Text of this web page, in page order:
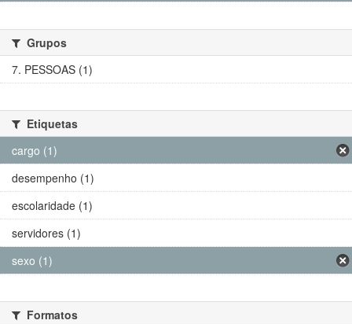
Grupos
7. PESSOAS (1)
Etiquetas
cargo (1)
desempenho (1)
escolaridade (1)
servidores (1)
sexo (1)
Formatos